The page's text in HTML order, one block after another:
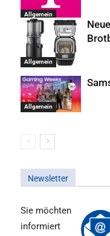
Allgemein
Allgemein
Allgemein
Newsletter
Sie möchten
informiert